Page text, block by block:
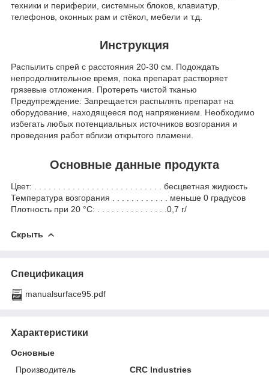
техники и периферии, системных блоков, клавиатур,
телефонов, оконных рам и стёкол, мебели и т.д.
Инструкция
Распылить спрей с расстояния 20-30 см. Подождать
непродолжительное время, пока препарат растворяет
грязевые отложения. Протереть чистой тканью
Предупреждение: Запрещается распылять препарат на
оборудование, находящееся под напряжением. Необходимо
избегать любых потенциальных источников возгорания и
проведения работ вблизи открытого пламени.
Основные данные продукта
Цвет: . . . . . . . . . . . . . . . . . . . . . . . . . . . бесцветная жидкость
Температура возгорания . . . . . . . . . . . . меньше 0 градусов
Плотность при 20 °С: . . . . . . . . . . . . . . .0,7 г/
Скрыть
Спецификация
manualsurface95.pdf
Характеристики
Основные
Производитель
CRC Industries